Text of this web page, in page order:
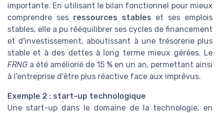
importante. En utilisant le bilan fonctionnel pour mieux
comprendre ses ressources stables et ses emplois
stables, elle a pu rééquilibrer ses cycles de financement
et d'investissement, aboutissant à une trésorerie plus
stable et à des dettes à long terme mieux gérées. Le
FRNG a été améliorié de 15 % en un an, permettant ainsi
à l'entreprise d'être plus réactive face aux imprévus.
Exemple 2 : start-up technologique
Une start-up dans le domaine de la technologie, en